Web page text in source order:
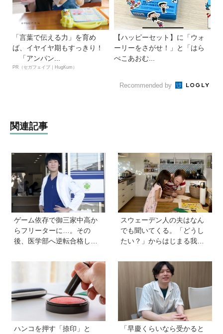
「言葉で伝える力」を育め
ば、イヤイヤ期もすっきり！
「アンパン...
PR（セガフェイブ｜HugKum）
【ハッピーセット】に「ウォ
ーリーをさがせ！」と「はら
ぺこあおむ...
Recommended by
関連記事
ゲーム依存で御三家中高か
らフリーターに…。その
後、医学部へ逆転合格した
経験が受験勉強に役立っ
た」そう考える背景とは
スウェーデン人の夫はなん
でも聞いてくる。「どうし
たい？」からはじまる我が
て vol.24】
ハンコを押す「捺印」と 「早慶くらいなら受かると